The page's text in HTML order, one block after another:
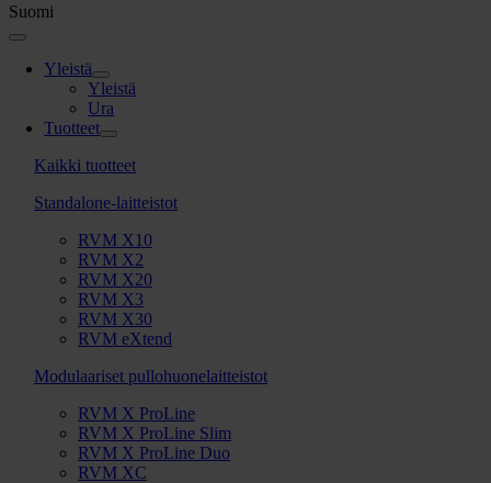
Suomi
Toggle
Navigation
Yleistä
Yleistä
Ura
Tuotteet
Kaikki tuotteet
Standalone-laitteistot
RVM X10
RVM X2
RVM X20
RVM X3
RVM X30
RVM eXtend
Modulaariset pullohuonelaitteistot
RVM X ProLine
RVM X ProLine Slim
RVM X ProLine Duo
RVM XC